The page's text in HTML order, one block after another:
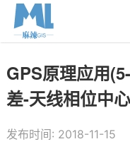
GPS原理应用
差-天线相位中
发布时间: 2018-11-15